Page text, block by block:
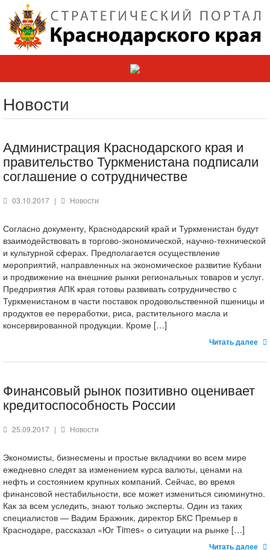
Новости
Администрация Краснодарского края и
правительство Туркменистана подписали
соглашение о сотрудничестве
03.10.2017 | Новости
Согласно документу, Краснодарский край и Туркменистан будут
взаимодействовать в торгово-экономической, научно-технической
и культурной сферах. Предполагается осуществление
мероприятий, направленных на экономическое развитие Кубани
и продвижение на внешние рынки региональных товаров и услуг.
Предприятия АПК края готовы развивать сотрудничество с
Туркменистаном в части поставок продовольственной пшеницы и
продуктов ее переработки, риса, растительного масла и
консервированной продукции. Кроме […]
Читать далее
Финансовый рынок позитивно оценивает
кредитоспособность России
25.09.2017 | Новости
Экономисты, бизнесмены и простые вкладчики во всем мире
ежедневно следят за изменением курса валюты, ценами на
нефть и состоянием крупных компаний. Сейчас, во время
финансовой нестабильности, все может измениться сиюминутно.
Как за всем уследить, знают только эксперты. Один из таких
специалистов — Вадим Бражник, директор БКС Премьер в
Краснодаре, рассказал «Юг Times» о ситуации на рынке […]
Читать далее